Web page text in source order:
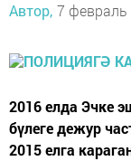
Автор, 7 февраль
2016 елда Эчке
бүлеге дежур
2015 елга